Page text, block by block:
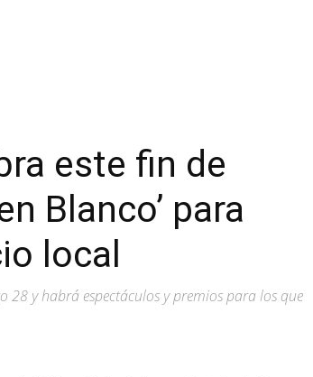
este fin de
Blanco’ para
local
28 y habrá espectáculos y premios para los que